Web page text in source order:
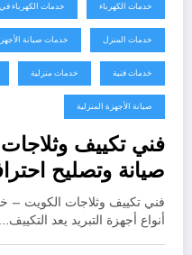
خدمات الكهرباء خدمات الكهرباء
خدمات المنزل خدمات صيانة
خدمات فنية خدمات منزلية
صيانة الأجهزة المنزلية
فني تكييف
صيانة وتصليح
التبريد
فني تكييف وثلاجات الكويت –
أنواع أجهزة التبريد يعد التكييف…